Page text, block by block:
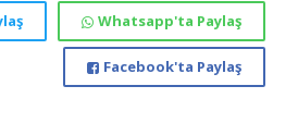
Whatsapp'ta Paylaş
Facebook'ta Paylaş